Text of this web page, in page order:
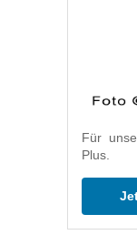
Für
Plus.